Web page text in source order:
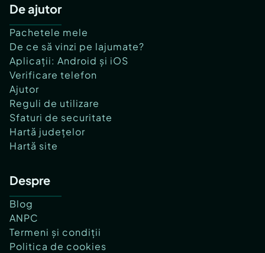
De ajutor
Pachetele mele
De ce să vinzi pe lajumate?
Aplicații: Android și iOS
Verificare telefon
Ajutor
Reguli de utilizare
Sfaturi de securitate
Hartă județelor
Hartă site
Despre
Blog
ANPC
Termeni și condiții
Politica de cookies